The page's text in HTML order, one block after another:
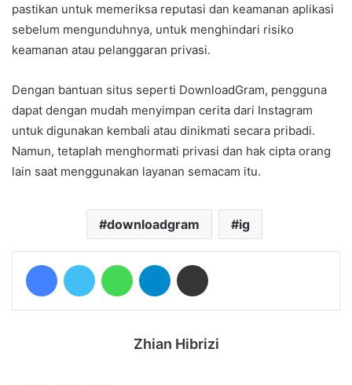
pastikan untuk memeriksa reputasi dan keamanan aplikasi
sebelum mengunduhnya, untuk menghindari risiko
keamanan atau pelanggaran privasi.
Dengan bantuan situs seperti DownloadGram, pengguna
dapat dengan mudah menyimpan cerita dari Instagram
untuk digunakan kembali atau dinikmati secara pribadi.
Namun, tetaplah menghormati privasi dan hak cipta orang
lain saat menggunakan layanan semacam itu.
downloadgram ig
Zhian Hibrizi